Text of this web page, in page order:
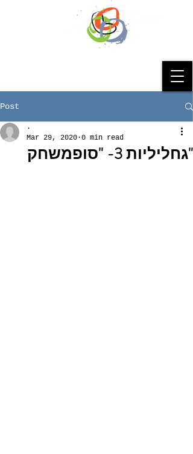
Post
"גחליליות 3- "סופמשחק
.
Mar 29, 2020 0 min read